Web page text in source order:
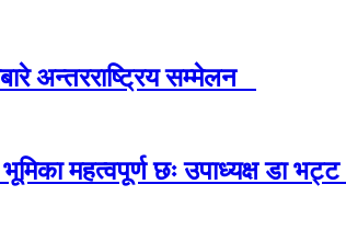
अन्तरराष्ट्रिय सम्मेलन
महत्वपूर्ण छः उपाध्यक्ष डा भट्ट